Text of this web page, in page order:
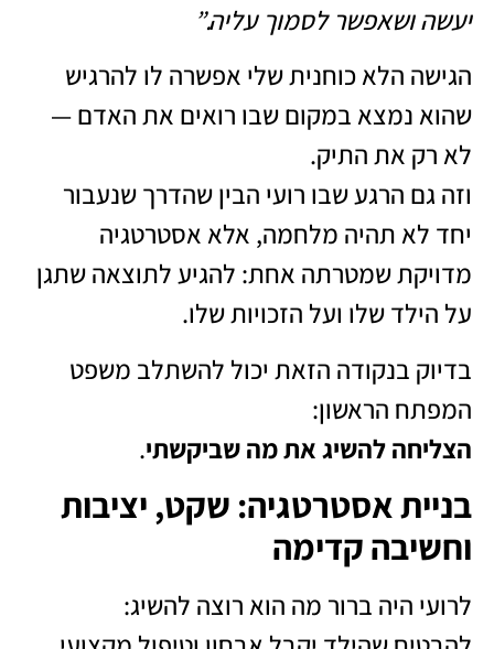
יעשה ושאפשר לסמוך עליה.”
הגישה הלא כוחנית שלי אפשרה לו להרגיש
שהוא נמצא במקום שבו רואים את האדם —
לא רק את התיק.
וזה גם הרגע שבו רועי הבין שהדרך שנעבור
יחד לא תהיה מלחמה, אלא אסטרטגיה
מדויקת שמטרתה אחת: להגיע לתוצאה שתגן
על הילד שלו ועל הזכויות שלו.
בדיוק בנקודה הזאת יכול להשתלב משפט
המפתח הראשון:
הצליחה להשיג את מה שביקשתי.
בניית אסטרטגיה: שקט, יציבות
וחשיבה קדימה
לרועי היה ברור מה הוא רוצה להשיג: